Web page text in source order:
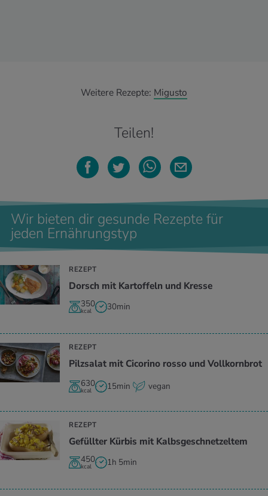
Weitere Rezepte: Migusto
Teilen!
Wir bieten dir gesunde Rezepte für
jeden Ernährungstyp
REZEPT
Dorsch mit Kartoffeln und Kresse
350
kcal 30min
REZEPT
Pilzsalat mit Cicorino rosso und Vollkornbrot
630
kcal 15min vegan
REZEPT
Gefüllter Kürbis mit Kalbsgeschnetzeltem
450
kcal 1h 5min